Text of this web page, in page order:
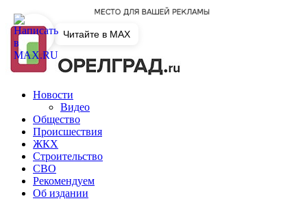
Новости
Видео
Общество
Происшествия
ЖКХ
Строительство
СВО
Рекомендуем
Об издании
Читайте в MAX